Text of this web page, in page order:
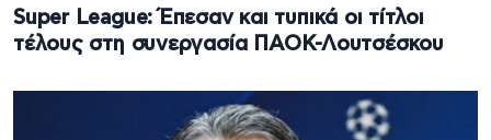
Super League: Έπεσαν και τυπικά οι τίτλοι
τέλους στη συνεργασία ΠΑΟΚ-Λουτσέσκου